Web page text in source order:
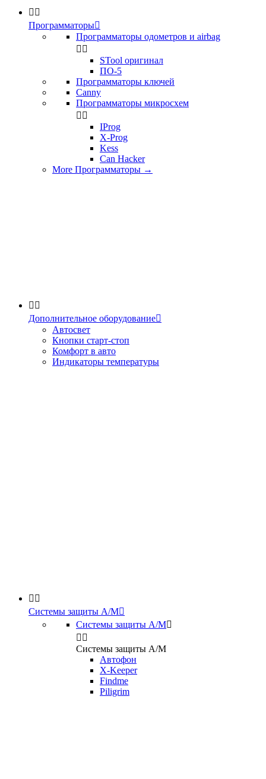
 
Программаторы
Программаторы одометров и airbag
 
STool оригинал
ПО-5
Программаторы ключей
Canny
Программаторы микросхем
 
IProg
X-Prog
Kess
Can Hacker
More Программаторы →
 
Дополнительное оборудование
Автосвет
Кнопки старт-стоп
Комфорт в авто
Индикаторы температуры
 
Системы защиты А/М
Системы защиты А/М
 
Системы защиты А/М
Автофон
X-Keeper
Findme
Piligrim